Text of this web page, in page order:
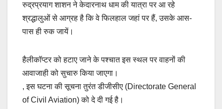
रुद्रप्रयाग शाशन ने केदारनाथ धाम की यात्रा पर आ रहे
श्रद्धालुओं से आग्रह है कि वे फिलहाल जहां पर हैं, उसके आस-
पास ही रुक जायें।
हैलीकॉप्टर को हटाए जाने के पश्चात इस स्थल पर वाहनों की
आवाजाही को सुचारु किया जाएगा।
, इस घटना की सूचना तुरंत डीजीसीए (Directorate General
of Civil Aviation) को दे दी गई है।